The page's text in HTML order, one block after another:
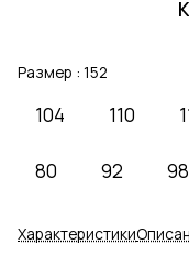
Размер : 152
104 110
80 92 98
Характеристики